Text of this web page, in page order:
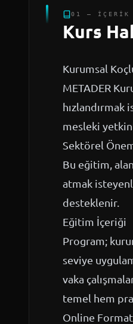
01 — İÇERIK
Kurs
Kurumsal
METADER
mesleki
Sektörel
Bu eğitim,
atmak
desteklenir.
Eğitim İçeriği
Program;
seviye
vaka
temel hem
Online